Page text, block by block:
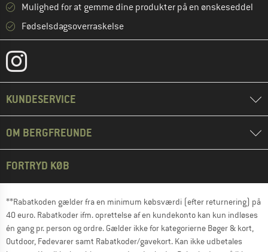
Mulighed for at gemme dine produkter på en ønskeseddel
Fødselsdagsoverraskelse
KUNDESERVICE
OM BERGFREUNDE
FORTRYD KØB
**Rabatkoden gælder fra en minimum købsværdi (efter returnering) på
40 euro. Rabatkoder ifm. oprettelse af en kundekonto kan kun indløses
én gang pr. person og ordre. Gælder ikke for kategorierne Bøger & kort,
Outdoor, Fødevarer samt Rabatkoder/gavekort. Kan ikke udbetales